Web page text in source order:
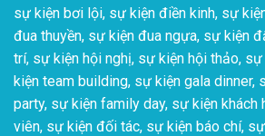
sự kiện bơi lội, sự kiện điền kinh, sự
đua thuyền, sự kiện đua ngựa, sự kiện
trí, sự kiện hội nghị, sự kiện hội thảo,
kiện team building, sự kiện gala dinner,
party, sự kiện family day, sự kiện khách
viên, sự kiện đối tác, sự kiện báo chí,